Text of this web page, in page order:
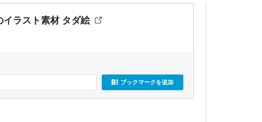
ラスト素材 タダ絵
ブックマークを追加